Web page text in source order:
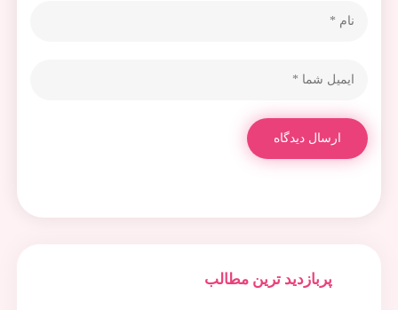
پربازدید ترین مطالب
ارسال دیدگاه